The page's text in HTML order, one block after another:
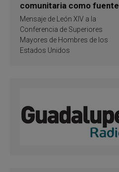
comunitaria como fuente
de inspiración y
santificación
Mensaje de León XIV a la
Conferencia de Superiores
Mayores de Hombres de los
Estados Unidos